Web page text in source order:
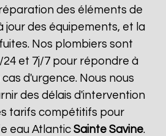
des éléments de
jour des équipements, et la
Nos plombiers sont
et 7j/7 pour répondre à
d'urgence. Nous nous
des délais d'intervention
tarifs compétitifs pour
eau AtlanticSainte Savine.